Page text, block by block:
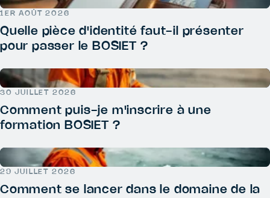
1ER AOÛT 2026
Quelle pièce d'identité faut-il présenter
pour passer le BOSIET ?
30 JUILLET 2026
Comment puis-je m'inscrire à une
formation BOSIET ?
29 JUILLET 2026
Comment se lancer dans le domaine de la